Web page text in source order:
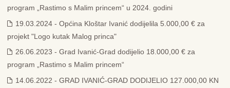
program „Rastimo s Malim princem“ u 2024. godini
19.03.2024 - Općina Kloštar Ivanić dodijelila 5.000,00 € za
projekt "Logo kutak Malog princa"
26.06.2023 - Grad Ivanić-Grad dodijelio 18.000,00 € za
program „Rastimo s Malim princem“
14.06.2022 - GRAD IVANIĆ-GRAD DODIJELIO 127.000,00 KN